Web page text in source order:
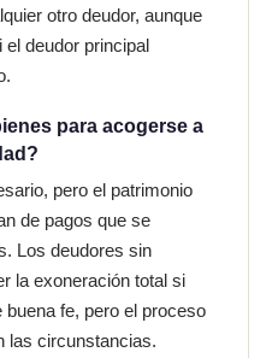
otro deudor, aunque
deudor principal
para acogerse a
pero el patrimonio
de pagos que se
Los deudores sin
la exoneración total si
fe, pero el proceso
las circunstancias.